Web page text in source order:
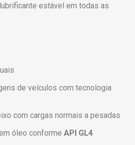
estável em todas as
de veículos com tecnologia
com cargas normais a pesadas
óleo conforme API GL4